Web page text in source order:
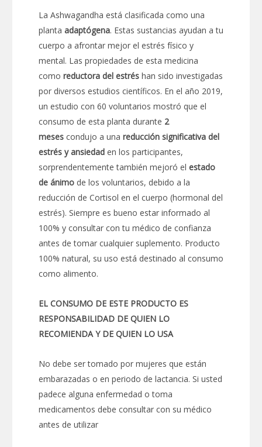
La Ashwagandha está clasificada como una
planta adaptógena. Estas sustancias ayudan a tu
cuerpo a afrontar mejor el estrés físico y
mental. Las propiedades de esta medicina
como reductora del estrés han sido investigadas
por diversos estudios científicos. En el año 2019,
un estudio con 60 voluntarios mostró que el
consumo de esta planta durante 2
meses condujo a una reducción significativa del
estrés y ansiedad en los participantes,
sorprendentemente también mejoró el estado
de ánimo de los voluntarios, debido a la
reducción de Cortisol en el cuerpo (hormonal del
estrés). Siempre es bueno estar informado al
100% y consultar con tu médico de confianza
antes de tomar cualquier suplemento. Producto
100% natural, su uso está destinado al consumo
como alimento.
EL CONSUMO DE ESTE PRODUCTO ES
RESPONSABILIDAD DE QUIEN LO
RECOMIENDA Y DE QUIEN LO USA
No debe ser tomado por mujeres que están
embarazadas o en periodo de lactancia. Si usted
padece alguna enfermedad o toma
medicamentos debe consultar con su médico
antes de utilizar